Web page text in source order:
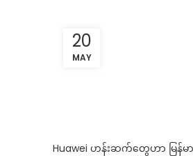
20
MAY
Huawei ဟန်းဆက်တွေဟာ မြ